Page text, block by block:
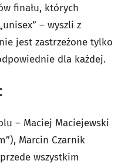
finału, których
– wyszli z
jest zastrzeżone tylko
dla każdej.
– Maciej Maciejewski
Marcin Czarnik
wszystkim